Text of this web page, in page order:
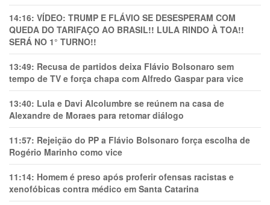
14:16: VÍDEO: TRUMP E FLÁVIO SE DESESPERAM COM
QUEDA DO TARIFAÇO AO BRASIL!! LULA RINDO À TOA!!
SERÁ NO 1° TURNO!!
13:49: Recusa de partidos deixa Flávio Bolsonaro sem
tempo de TV e força chapa com Alfredo Gaspar para vice
13:40: Lula e Davi Alcolumbre se reúnem na casa de
Alexandre de Moraes para retomar diálogo
11:57: Rejeição do PP a Flávio Bolsonaro força escolha de
Rogério Marinho como vice
11:14: Homem é preso após proferir ofensas racistas e
xenofóbicas contra médico em Santa Catarina